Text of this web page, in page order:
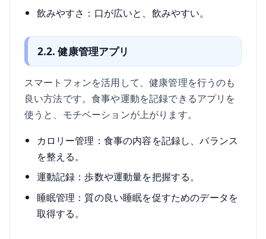
飲みやすさ：口が広いと、飲みやすい。
2.2. 健康管理アプリ
スマートフォンを活用して、健康管理を行うのも
良い方法です。食事や運動を記録できるアプリを
使うと、モチベーションが上がります。
カロリー管理：食事の内容を記録し、バランス
を整える。
運動記録：歩数や運動量を把握する。
睡眠管理：質の良い睡眠を促すためのデータを
取得する。